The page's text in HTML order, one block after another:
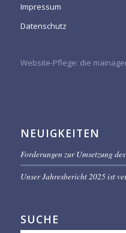
Impressum
Datenschutz
Website-Pflege: die
NEUIGKEITEN
Forderungen zur Umsetzung
Unser Jahresbericht 2025 ist
SUCHE